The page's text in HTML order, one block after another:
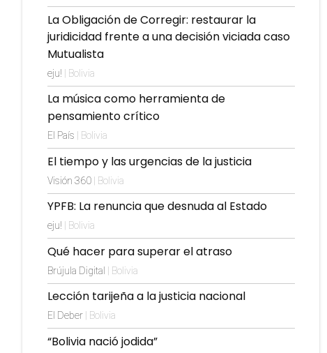
La Obligación de Corregir: restaurar la
juridicidad frente a una decisión viciada caso
Mutualista
eju! | Bolivia
La música como herramienta de
pensamiento crítico
El País | Bolivia
El tiempo y las urgencias de la justicia
Visión 360 | Bolivia
YPFB: La renuncia que desnuda al Estado
eju! | Bolivia
Qué hacer para superar el atraso
Brújula Digital | Bolivia
Lección tarijeña a la justicia nacional
El Deber | Bolivia
“Bolivia nació jodida”